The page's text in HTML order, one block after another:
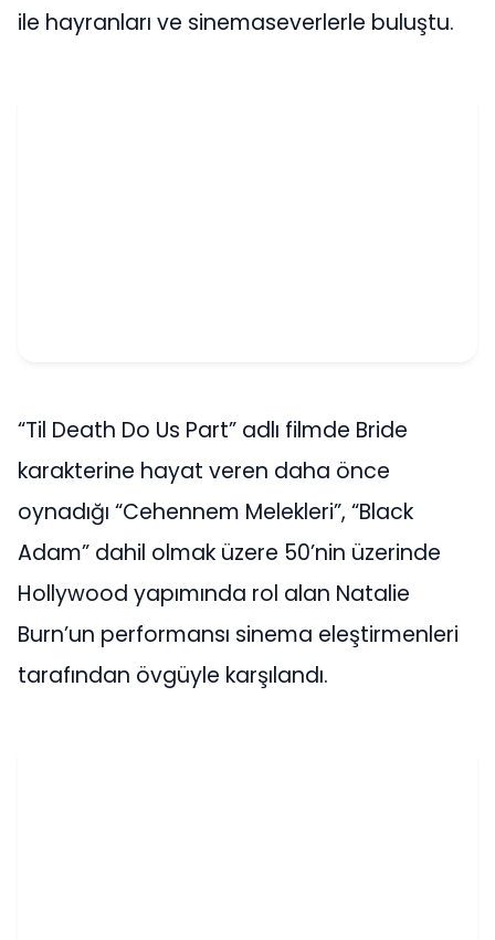
ile hayranları ve sinemaseverlerle buluştu.
“Til Death Do Us Part” adlı filmde Bride
karakterine hayat veren daha önce
oynadığı “Cehennem Melekleri”, “Black
Adam” dahil olmak üzere 50’nin üzerinde
Hollywood yapımında rol alan Natalie
Burn’un performansı sinema eleştirmenleri
tarafından övgüyle karşılandı.